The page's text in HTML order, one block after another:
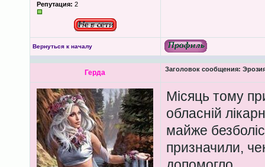
Репутация: 2
Вернуться к началу
Герда Заголовок сообщения:
Місяць тому
обласній
майже
призначили,